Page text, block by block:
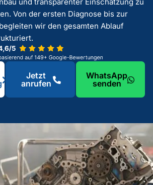
Von der ersten Diagnose bis zur
wir den gesamten Ablauf
Jetzt
anrufen
WhatsApp
senden